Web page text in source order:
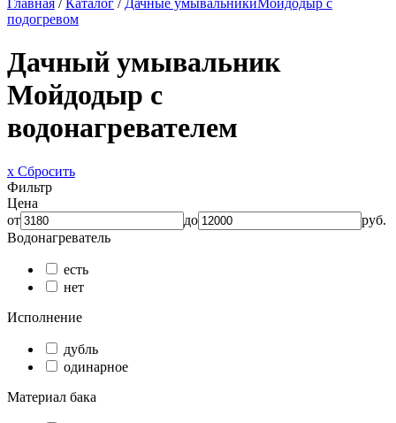
Главная /Каталог / Дачные умывальникиМойдодыр с
подогревом
Дачный умывальник
Мойдодыр с
водонагревателем
x Сбросить
Фильтр
Цена
от
до
руб.
Водонагреватель
есть
нет
Исполнение
дубль
одинарное
Материал бака